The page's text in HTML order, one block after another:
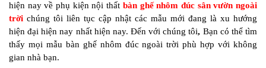
hiện nay về phụ kiện nội thất bàn ghế nhôm đúc sân vườn ngoài
trời chúng tôi liên tục cập nhật các mẫu mới đang là xu hướng
hiện đại hiện nay nhất hiện nay. Đến với chúng tôi, Bạn có thể tìm
thấy mọi mẫu bàn ghế nhôm đúc ngoài trời phù hợp với không
gian nhà bạn.